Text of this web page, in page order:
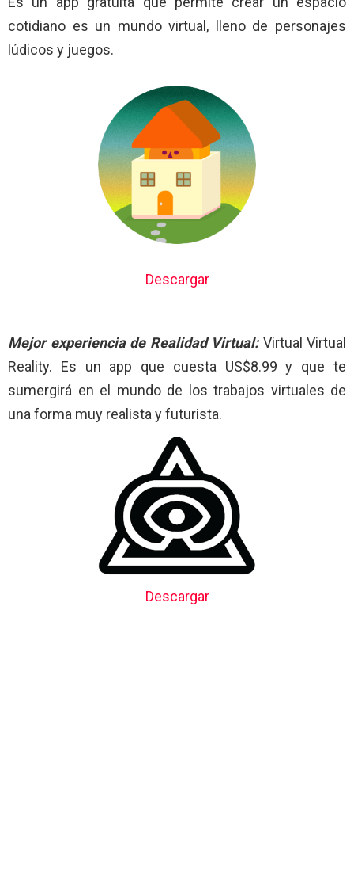
cotidiano es un mundo virtual, lleno de personajes
lúdicos y juegos.
Descargar
Mejor experiencia de Realidad Virtual:Virtual Virtual
Reality. Es un app que cuesta US$8.99 y que te
sumergirá en el mundo de los trabajos virtuales de
una forma muy realista y futurista.
Descargar